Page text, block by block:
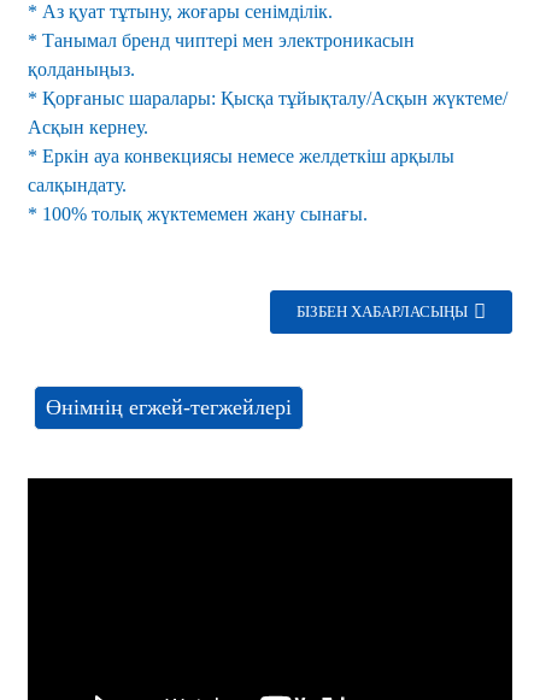
* Аз қуат тұтыну, жоғары сенімділік.
* Танымал бренд чиптері мен электроникасын
қолданыңыз.
* Қорғаныс шаралары: Қысқа тұйықталу/Асқын жүктеме/
Асқын кернеу.
* Еркін ауа конвекциясы немесе желдеткіш арқылы
салқындату.
* 100% толық жүктемемен жану сынағы.
БІЗБЕН ХАБАРЛАСЫҢЫ
Өнімнің егжей-тегжейлері